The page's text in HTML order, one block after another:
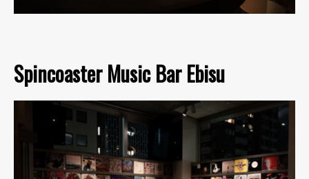
Spincoaster Music Bar Ebisu